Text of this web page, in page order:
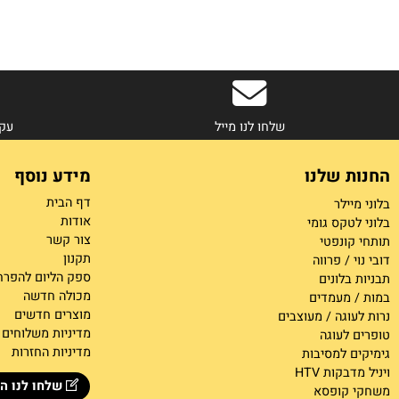
שלנו
גומי
/ פרווה
/ מעוצבים
למסיבות
מידע נוסף
דף הבית
צור קשר
ספק הליום להפרחה
מכולה חדשה
מוצרים חדשים
מדיניות משלוחים
מדיניות החזרות